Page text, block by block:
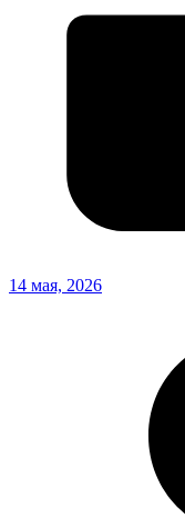
14 мая, 2026